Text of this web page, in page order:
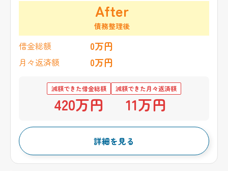
After
債務整理後
借金総額 0万円
月々返済額 0万円
減額できた借金総額
420万円
減額できた月々返済額
11万円
詳細を見る